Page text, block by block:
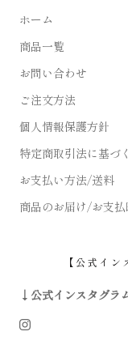
ホーム
商品一覧
お問い合わせ
ご注文方法
個人情報保護方針
特定商取引法に基づ
お支払い方法/送料
商品のお届け/お支
【公式イ
↓公式インスタグラ